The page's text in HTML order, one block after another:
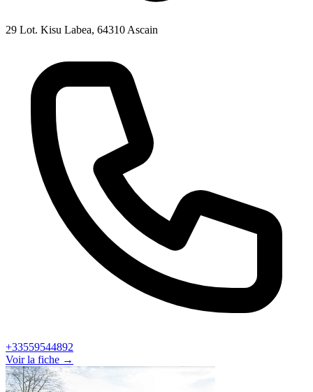
29 Lot. Kisu Labea, 64310 Ascain
+33559544892
Voir la fiche →